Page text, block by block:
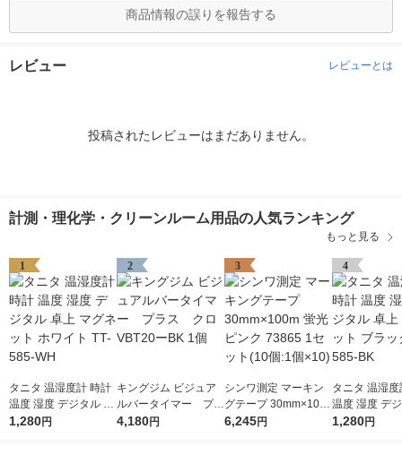
商品情報の誤りを報告する
レビュー レビューとは
投稿されたレビューはまだありません。
計測・理化学・クリーンルーム用品の人気ランキング
もっと見る
1
タニタ 温湿度計 時計
温度 湿度 デジタル 卓
上 マグネット ホワイ
1,280円
2
キングジム ビジュア
ルバータイマー プラ
ス クロ VBT20ーBK
4,180円
3
シンワ測定 マーキン
グテープ 30mm×100
m 蛍光ピンク 73865
6,245円
4
タニタ 温湿
温度 湿度 デ
上 マグネッ
1,280円